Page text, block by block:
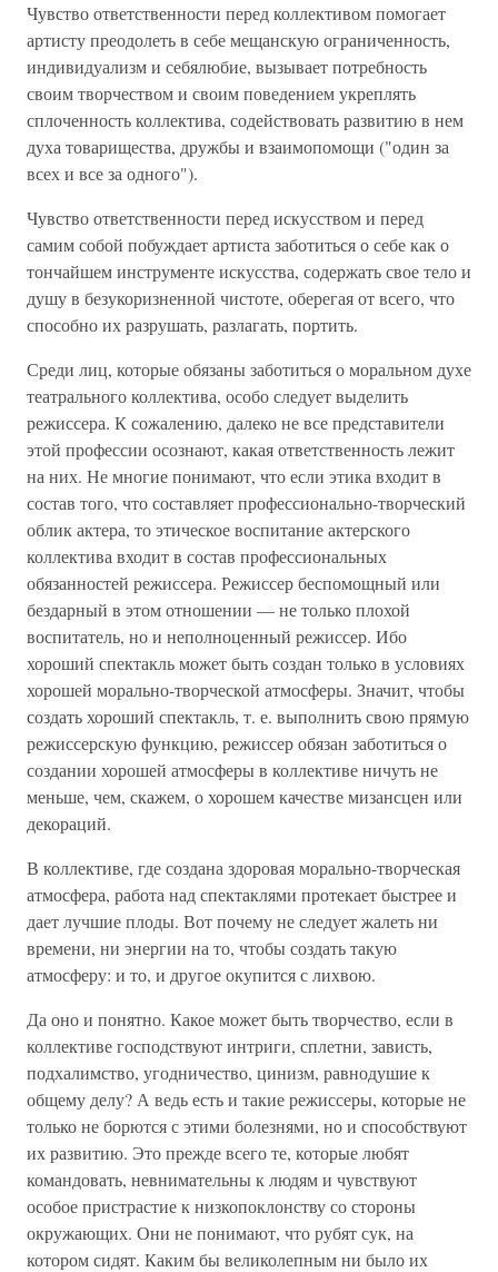
Чувство ответственности перед коллективом помогает
артисту преодолеть в себе мещанскую ограниченность,
индивидуализм и себялюбие, вызывает потребность
своим творчеством и своим поведением укреплять
сплоченность коллектива, содействовать развитию в нем
духа товарищества, дружбы и взаимопомощи ("один за
всех и все за одного").
Чувство ответственности перед искусством и перед
самим собой побуждает артиста заботиться о себе как о
тончайшем инструменте искусства, содержать свое тело и
душу в безукоризненной чистоте, оберегая от всего, что
способно их разрушать, разлагать, портить.
Среди лиц, которые обязаны заботиться о моральном духе
театрального коллектива, особо следует выделить
режиссера. К сожалению, далеко не все представители
этой профессии осознают, какая ответственность лежит
на них. Не многие понимают, что если этика входит в
состав того, что составляет профессионально-творческий
облик актера, то этическое воспитание актерского
коллектива входит в состав профессиональных
обязанностей режиссера. Режиссер беспомощный или
бездарный в этом отношении — не только плохой
воспитатель, но и неполноценный режиссер. Ибо
хороший спектакль может быть создан только в условиях
хорошей морально-творческой атмосферы. Значит, чтобы
создать хороший спектакль, т. е. выполнить свою прямую
режиссерскую функцию, режиссер обязан заботиться о
создании хорошей атмосферы в коллективе ничуть не
меньше, чем, скажем, о хорошем качестве мизансцен или
декораций.
В коллективе, где создана здоровая морально-творческая
атмосфера, работа над спектаклями протекает быстрее и
дает лучшие плоды. Вот почему не следует жалеть ни
времени, ни энергии на то, чтобы создать такую
атмосферу: и то, и другое окупится с лихвою.
Да оно и понятно. Какое может быть творчество, если в
коллективе господствуют интриги, сплетни, зависть,
подхалимство, угодничество, цинизм, равнодушие к
общему делу? А ведь есть и такие режиссеры, которые не
только не борются с этими болезнями, но и способствуют
их развитию. Это прежде всего те, которые любят
командовать, невнимательны к людям и чувствуют
особое пристрастие к низкопоклонству со стороны
окружающих. Они не понимают, что рубят сук, на
котором сидят. Каким бы великолепным ни было их